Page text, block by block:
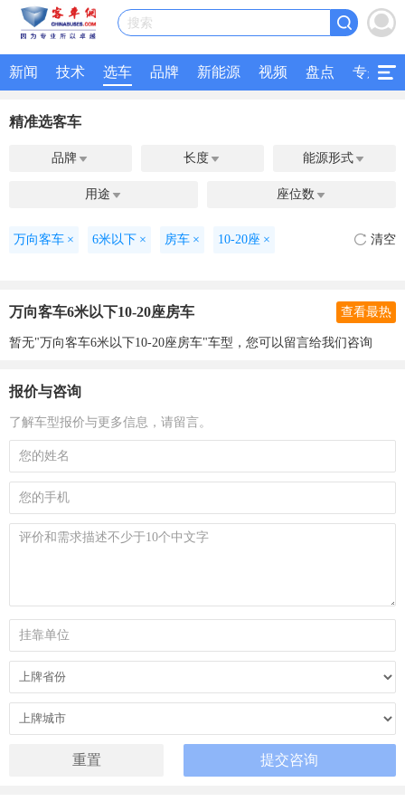
搜索
新闻 技术 选车 品牌 新能源 视频 盘点 专题
精准选客车
品牌  长度  能源形式 
用途  座位数 
万向客车 × 6米以下 × 房车 × 10-20座 × 清空
万向客车6米以下10-20座房车 查看最热
暂无"万向客车6米以下10-20座房车"车型，您可以留言给我们咨询
报价与咨询
了解车型报价与更多信息，请留言。